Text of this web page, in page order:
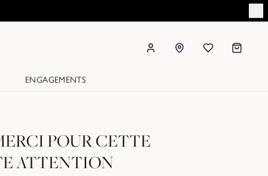
ENGAGEMENTS
POUR CETTE
ATTENTION